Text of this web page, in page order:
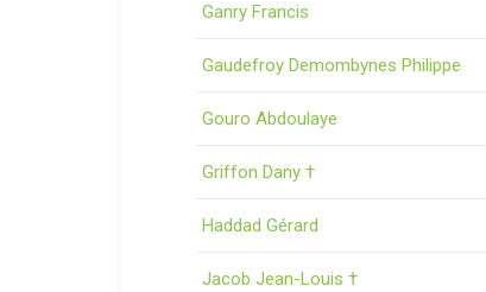
Ganry Francis
Gaudefroy Demombynes Philippe
Gouro Abdoulaye
Griffon Dany †
Haddad Gérard
Jacob Jean-Louis †